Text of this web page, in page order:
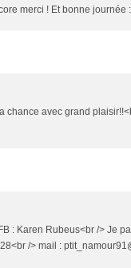
merci ! Et bonne journée
avec grand
: Karen Rubeus<br /> Je
/> mail :